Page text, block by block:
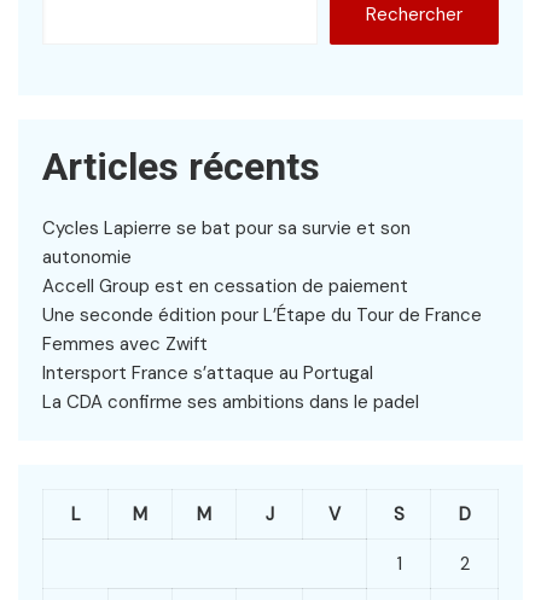
Rechercher
Articles récents
Cycles Lapierre se bat pour sa survie et son
autonomie
Accell Group est en cessation de paiement
Une seconde édition pour L’Étape du Tour de France
Femmes avec Zwift
Intersport France s’attaque au Portugal
La CDA confirme ses ambitions dans le padel
L M M J V S D
1 2